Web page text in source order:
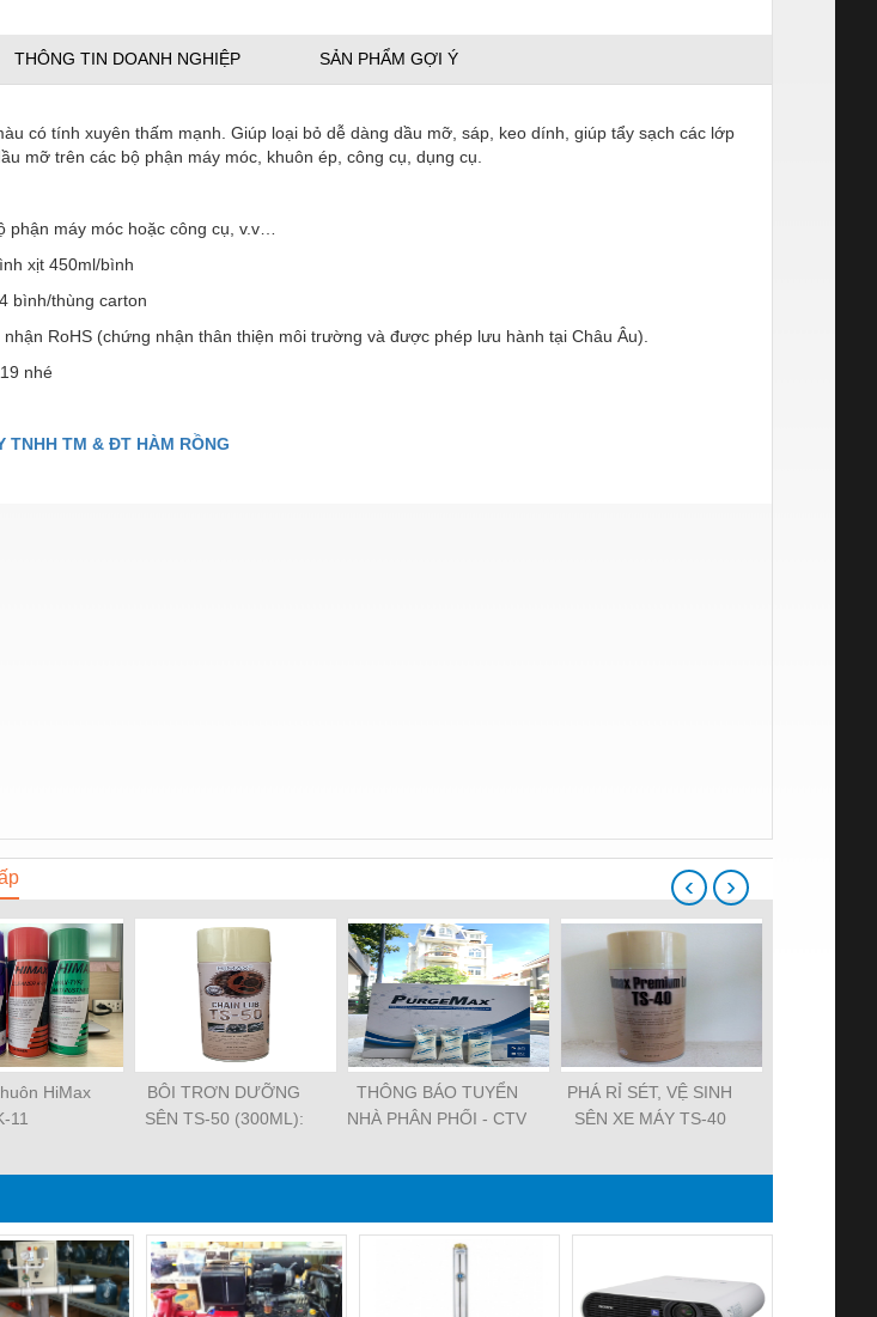
THÔNG TIN DOANH NGHIỆP SẢN PHẨM GỢI Ý
có tính xuyên thấm mạnh. Giúp loại bỏ dễ dàng dầu mỡ, sáp, keo dính, giúp tẩy sạch các lớp
mỡ trên các bộ phận máy móc, khuôn ép, công cụ, dụng cụ.
phận máy móc hoặc công cụ, v.v…
xịt 450ml/bình
carton
RoHS (chứng nhận thân thiện môi trường và được phép lưu hành tại Châu Âu).
nhé
TNHH TM & ĐT HÀM RỒNG
HiMax
11
BÔI TRƠN DƯỠNG
SÊN TS-50 (300ML):
THÔNG BÁO TUYỂN
NHÀ PHÂN PHỐI - CTV
PHÁ RỈ SÉT, VỆ SINH
SÊN XE MÁY TS-40
‹ ›